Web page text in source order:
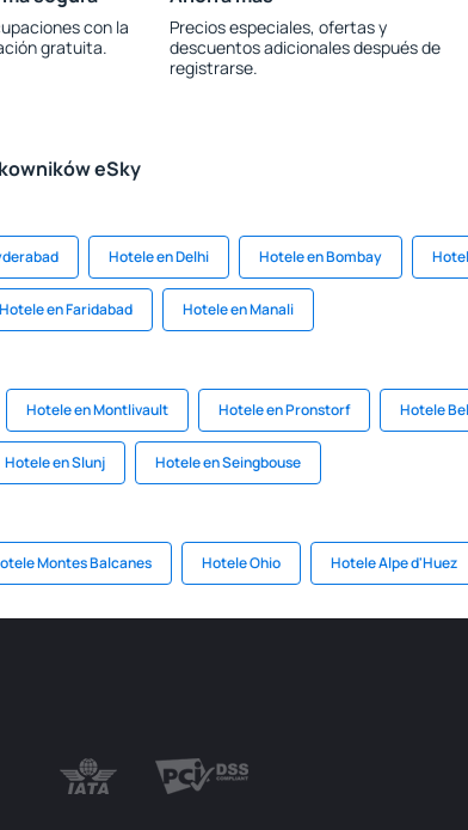
con la
gratuita.
Precios especiales, ofertas y
descuentos adicionales después de
registrarse.
eSky
Hotele en Delhi Hotele en Bombay
Hotele en Faridabad Hotele en Manali
Hotele en Montlivault Hotele en Pronstorf Hotele
Hotele en Slunj Hotele en Seingbouse
Montes Balcanes Hotele Ohio Hotele Alpe d'Huez